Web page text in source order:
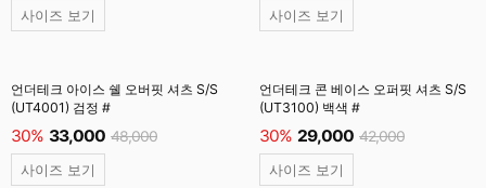
사이즈 보기 사이즈 보기
언더테크 아이스 쉘 오버핏 셔츠 S/S
(UT4001) 검정 #
30% 33,000 48,000
사이즈 보기
언더테크 콘 베이스 오퍼핏 셔츠 S/S
(UT3100) 백색 #
30% 29,000 42,000
사이즈 보기